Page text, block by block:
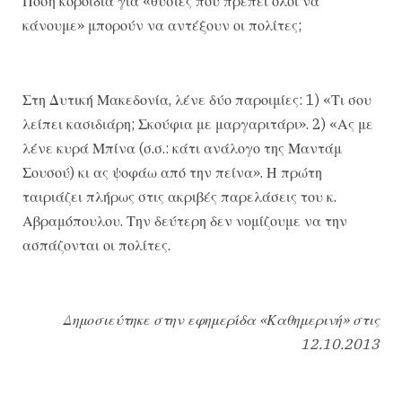
κάνουμε» μπορούν να αντέξουν οι πολίτες;
Στη Δυτική Μακεδονία, λένε δύο παροιμίες: 1) «Τι σου
λείπει κασιδιάρη; Σκούφια με μαργαριτάρι». 2) «Ας με
λένε κυρά Μπίνα (σ.σ.: κάτι ανάλογο της Μαντάμ
Σουσού) κι ας ψοφάω από την πείνα». Η πρώτη
ταιριάζει πλήρως στις ακριβές παρελάσεις του κ.
Αβραμόπουλου. Την δεύτερη δεν νομίζουμε να την
ασπάζονται οι πολίτες.
Δημοσιεύτηκε στην εφημερίδα «Καθημερινή» στις
12.10.2013